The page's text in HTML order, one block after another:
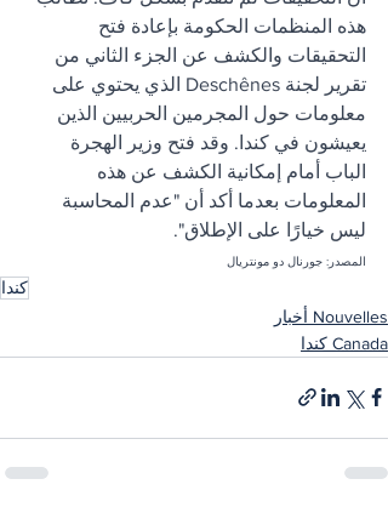
هذه المنظمات الحكومة بإعادة فتح
التحقيقات والكشف عن الجزء الثاني من
تقرير لجنة Deschênes الذي يحتوي على
معلومات حول المجرمين الحربيين الذين
يعيشون في كندا. وقد فتح وزير الهجرة
الباب أمام إمكانية الكشف عن هذه
المعلومات بعدما أكد أن "عدم المحاسبة
ليس خيارًا على الإطلاق".
المصدر: جورنال دو مونتريال
كندا
Nouvelles أخبار
Canada كندا